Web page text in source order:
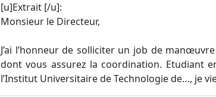
[u]Extrait [/u]:
Monsieur le Directeur,
J’ai l’honneur de solliciter un job de
dont vous assurez la coordination. Etudiant
l’Institut Universitaire de Technologie de…, je